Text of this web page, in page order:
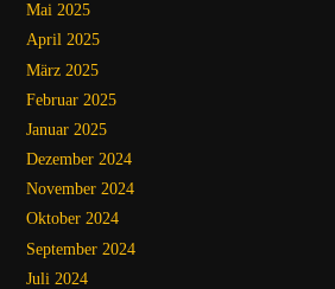
Mai 2025
April 2025
März 2025
Februar 2025
Januar 2025
Dezember 2024
November 2024
Oktober 2024
September 2024
Juli 2024